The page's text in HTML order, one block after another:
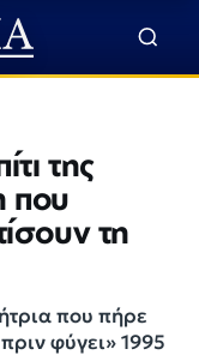
της
που
τη
που πήρε
φύγει» 1995